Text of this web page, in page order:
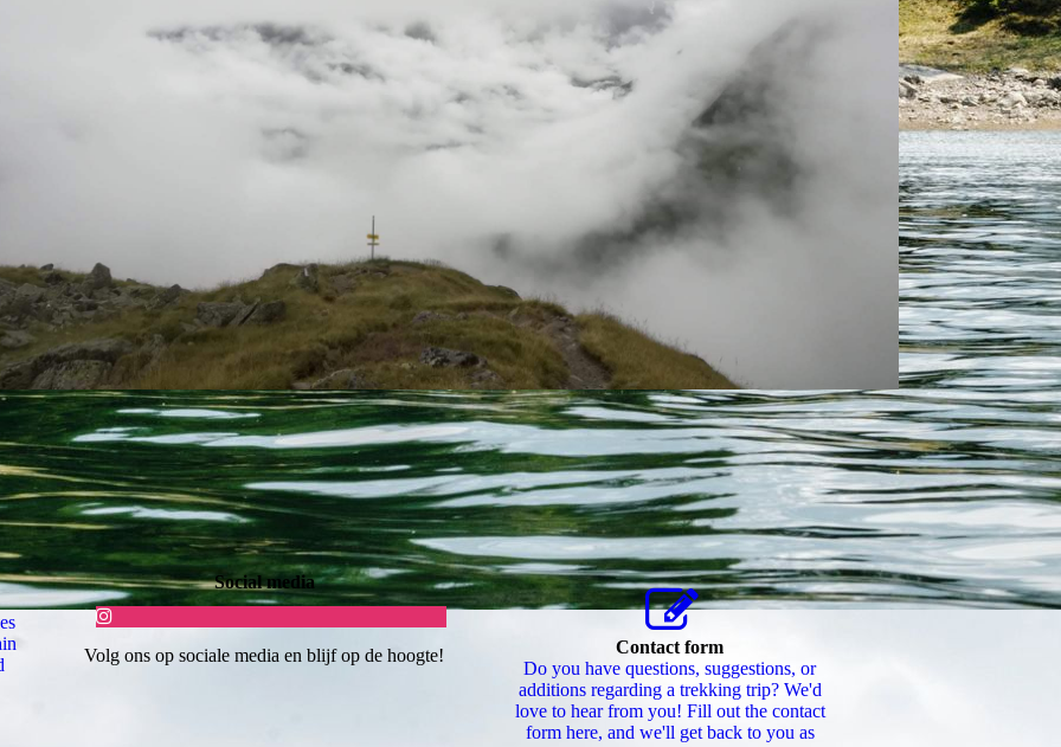
Social media
Volg ons op sociale media en blijf op de hoogte!
Contact form
Do you have questions, suggestions, or
additions regarding a trekking trip? We'd
love to hear from you! Fill out the contact
form here, and we'll get back to you as